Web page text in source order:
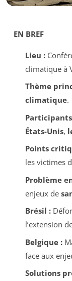
EN BREF
Lieu :
climatique à
Thème
climatique.
États-Unis,
Points
les victimes
Problème
enjeux de
Brésil :
l’extension
Belgique :
face aux
Solutions